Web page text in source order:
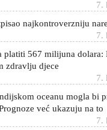
najkontroverzniju
platiti 567 milijuna dolara:
7.
oceanu mogla bi
7.
evakuacija: Stotine tisuća